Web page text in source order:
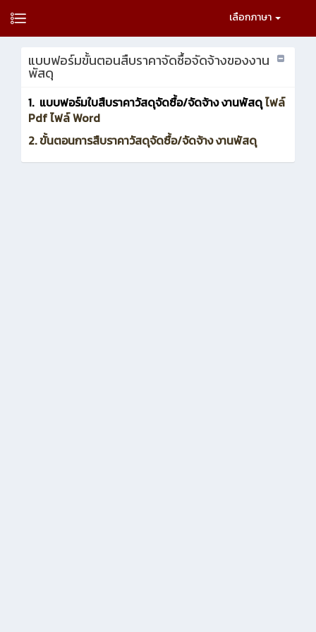
เลือกภาษา
แบบฟอร์มขั้นตอนสืบราคาจัดซื้อจัดจ้างของงาน
พัสดุ
1. แบบฟอร์มใบสืบราคาวัสดุจัดซื้อ/จัดจ้าง งานพัสดุไฟล์
Pdfไฟล์ Word
2. ขั้นตอนการสืบราคาวัสดุจัดซื้อ/จัดจ้าง งานพัสดุ